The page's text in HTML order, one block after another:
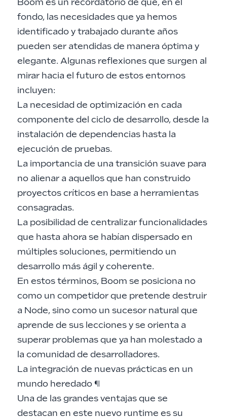
Boom es un recordatorio de que, en el
fondo, las necesidades que ya hemos
identificado y trabajado durante años
pueden ser atendidas de manera óptima y
elegante. Algunas reflexiones que surgen al
mirar hacia el futuro de estos entornos
incluyen:
La necesidad de optimización en cada
componente del ciclo de desarrollo, desde la
instalación de dependencias hasta la
ejecución de pruebas.
La importancia de una transición suave para
no alienar a aquellos que han construido
proyectos críticos en base a herramientas
consagradas.
La posibilidad de centralizar funcionalidades
que hasta ahora se habían dispersado en
múltiples soluciones, permitiendo un
desarrollo más ágil y coherente.
En estos términos, Boom se posiciona no
como un competidor que pretende destruir
a Node, sino como un sucesor natural que
aprende de sus lecciones y se orienta a
superar problemas que ya han molestado a
la comunidad de desarrolladores.
La integración de nuevas prácticas en un
mundo heredado ¶
Una de las grandes ventajas que se
destacan en este nuevo runtime es su